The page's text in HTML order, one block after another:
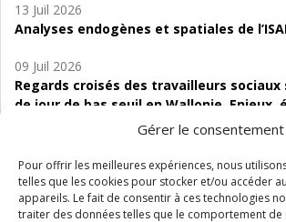
Gérer le consentement
Pour offrir les meilleures expériences, nous
telles que les cookies pour stocker et/ou accéder
appareils. Le fait de consentir à ces technologies
traiter des données telles que le comportement de
13 Juil 2026
Analyses endogènes et spatiales de
09 Juil 2026
Regards croisés des travailleurs sociaux
de jour de bas seuil en Wallonie. Enjeux,
06 Juil 2026
Étude d’évaluabilité des Structures
d’accompagnement à l’autocréation